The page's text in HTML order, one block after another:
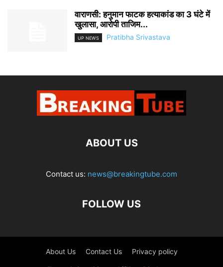
वाराणसी: हनुमान फाटक हत्याकांड का 3 घंटे में
खुलासा, आरोपी ताजिम...
UP NEWS Pratibha Srivastava
ABOUT US
Contact us: news@breakingtube.com
FOLLOW US
About Us Contact Us Privacy policy